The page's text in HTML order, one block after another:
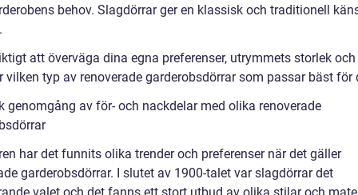
behov. Slagdörrar ger en klassisk och traditionell
att överväga dina egna preferenser, utrymmets storlek
vilken typ av renoverade garderobsdörrar som passar bäst för
genomgång av för- och nackdelar med olika renoverade
har det funnits olika trender och preferenser när det gäller
garderobsdörrar. I slutet av 1900-talet var slagdörrar det